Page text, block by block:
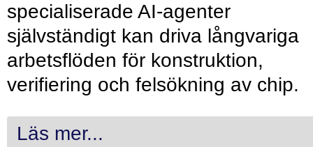
specialiserade AI-agenter
självständigt kan driva långvariga
arbetsflöden för konstruktion,
verifiering och felsökning av chip.
Läs mer...